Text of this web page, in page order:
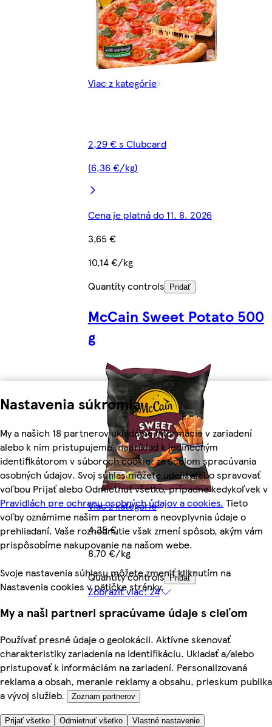
Nastavenia súkromia
My a našich 18 partnerov ukladáme informácie v zariadení
alebo k nim pristupujeme, napríklad k jedinečným
identifikátorom v súboroch cookie, za účelom spracúvania
osobných údajov. Svoj súhlas môžete udeliť alebo spravovať
voľbou Prijať alebo Odmietnuť všetko, prípadne kedykoľvek v
Pravidlách pre ochranu osobných údajov a cookies. Tieto
voľby oznámime našim partnerom a neovplyvnia údaje o
prehliadaní. Vaše rozhodnutie však zmení spôsob, akým vám
prispôsobíme nakupovanie na našom webe.
Svoje nastavenia súhlasu môžete zmeniť kliknutím na
Nastavenia cookies v pätičke stránky.
My a naši partneri spracúvame údaje s cieľom
Používať presné údaje o geolokácii. Aktívne skenovať
charakteristiky zariadenia na identifikáciu. Ukladať a/alebo
pristupovať k informáciám na zariadení. Personalizovaná
reklama a obsah, meranie reklamy a obsahu, prieskum publika
a vývoj služieb.
Zoznam partnerov
Prijať všetko Odmietnuť všetko Vlastné nastavenie
Viac z kategórie
2,29 € s Clubcard
(6,36 €/kg)
Cena je platná do 11. 8. 2026
3,65 €
10,14 €/kg
Quantity controls
Pridať
McCain Sweet Potato 500
g
Viac z kategórie
4,35 €
8,70 €/kg
Quantity controls
Pridať
Zobraziť viac: 24